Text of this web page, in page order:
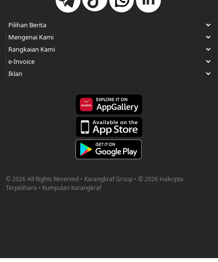
© 2026 All Rights Reserved • Karangkraf Group • © 2026 Hakcipta
Terpelihara • Kumpulan Karangkraf